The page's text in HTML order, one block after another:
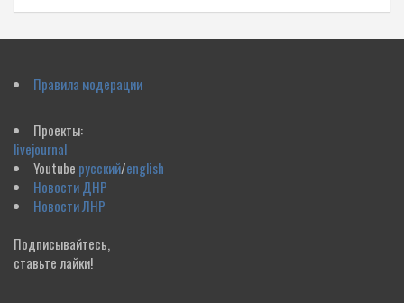
Правила модерации
Проекты:
livejournal
Youtube русский/english
Новости ДНР
Новости ЛНР
Подписывайтесь,
ставьте лайки!